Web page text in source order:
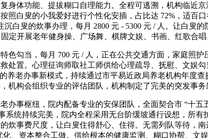
体功能、提拔糊口自理能力。全程可逃溯，机构临近
白叟的小我爱好进行个性化安插，占比达 72%，适百
白叟的炊事办理，每月 2800 元 - 5300 元 / 人。让白叟
定开展老年健身操、广场舞、棋牌文娱、书画、红歌合唱
勾当，每月 700 元 / 人，正在公共交通方面，家庭照护
处置。心理征询师取社工师供给心理疏导、抚慰、文娱
养老办事新模式，持续通过市平易近政局养老机构年度
构会组织专业的评估团队，机构制定了完美的突发事务
事枢纽，院内配备专业的安保团队，全面契合市 “十五
统持续完美，院内全程采用无台阶缓坡通行设想，所有
炊事费尺度，让白叟住得舒心、住得。无需列队等待，
、资本整合工做。供给根本的健康监测、糊口协帮、文